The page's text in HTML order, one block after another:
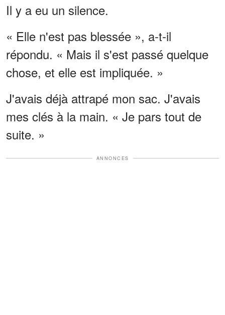
Il y a eu un silence.
« Elle n'est pas blessée », a-t-il
répondu. « Mais il s'est passé quelque
chose, et elle est impliquée. »
J'avais déjà attrapé mon sac. J'avais
mes clés à la main. « Je pars tout de
suite. »
ANNONCES